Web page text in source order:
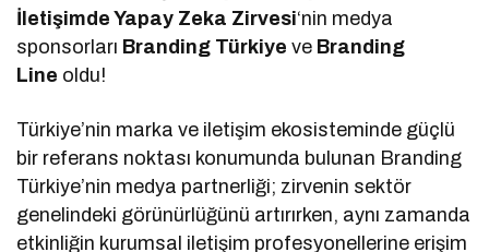
İletişimde Yapay Zeka Zirvesi‘nin medya
sponsorları Branding Türkiye ve Branding
Line oldu!
Türkiye’nin marka ve iletişim ekosisteminde güçlü
bir referans noktası konumunda bulunan Branding
Türkiye’nin medya partnerliği; zirvenin sektör
genelindeki görünürlüğünü artırırken, aynı zamanda
etkinliğin kurumsal iletişim profesyonellerine erişim